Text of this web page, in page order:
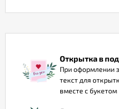
Открытка в
При оформлении
текст для
вместе с букетом